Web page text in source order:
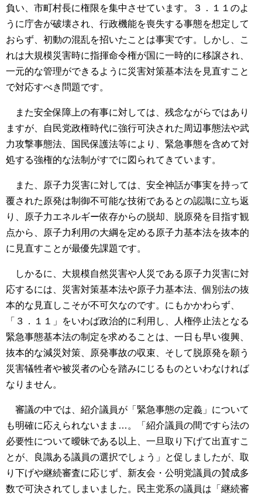
負い、市町村長に権限を集中させています。３．１１のよ
うに庁舎が破壊され、行政機能を喪失する事態を想定して
おらず、初動の混乱を招いたことは事実です。しかし、こ
れは大規模災害時に指揮命令権が国に一時的に移譲され、
一元的な管理ができるように災害対策基本法を見直すこと
で対応すべき問題です。
また安全保障上の有事に対しては、残念ながらではあり
ますが、自民党政権時代に強行可決された周辺事態法や武
力攻撃事態法、国民保護法等により、緊急事態を含めて対
処する強権的な法制がすでに図られてきています。
また、原子力災害に対しては、安全神話が事実を持って
覆された原発は制御不可能な技術であるとの認識に立ち返
り、原子力エネルギー依存からの脱却、脱原発を目指す観
点から、原子力利用の大綱を定める原子力基本法を抜本的
に見直すことが最優先課題です。
しかるに、大規模自然災害や人災である原子力災害に対
応するには、災害対策基本法や原子力基本法、個別法の抜
本的な見直しこそが不可欠なのです。にもかかわらず、
「３．１１」をいわば政治的に利用し、人権停止法となる
緊急事態基本法の制定を求めることは、一日も早い復興、
抜本的な減災対策、原発事故の収束、そして脱原発を願う
災害犠牲者や被災者の心を踏みにじるものといわなければ
なりません。
審議の中では、紹介議員が「緊急事態の定義」について
も明確に応えられないまま…。「紹介議員の間ですら法の
必要性について曖昧である以上、一旦取り下げて出直すこ
とが、良識ある議員の選択でしょう」と促しましたが、取
り下げや継続審査に応じず、新友会・公明党議員の賛成多
数で可決されてしまいました。民主党系の議員は「継続審